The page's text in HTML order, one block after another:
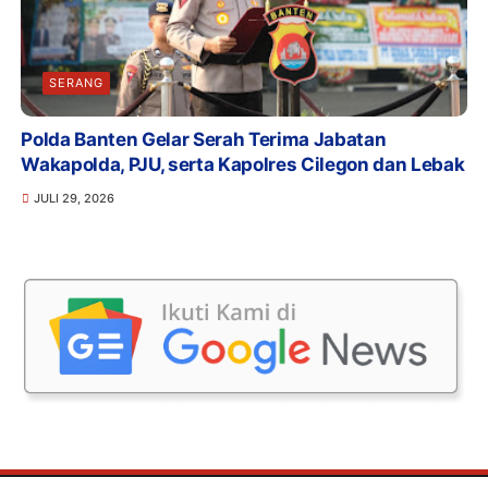
SERANG
Polda Banten Gelar Serah Terima Jabatan
Wakapolda, PJU, serta Kapolres Cilegon dan Lebak
JULI 29, 2026